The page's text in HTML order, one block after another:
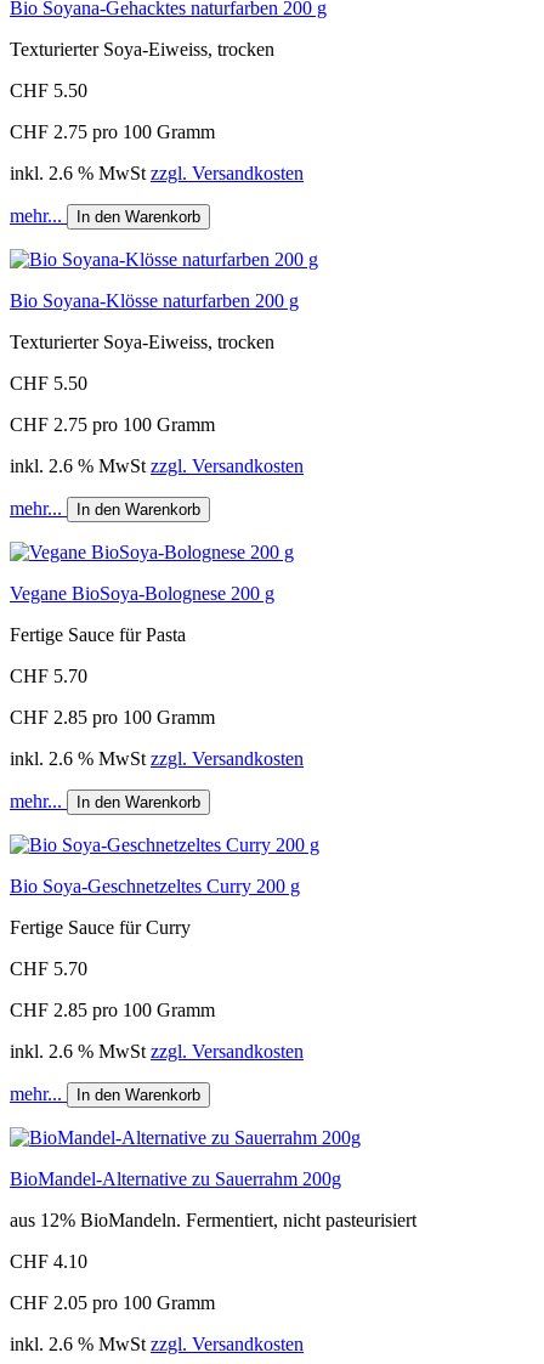
Bio Soyana-Gehacktes naturfarben 200 g
Texturierter Soya-Eiweiss, trocken
CHF 5.50
CHF 2.75 pro 100 Gramm
inkl. 2.6 % MwSt zzgl. Versandkosten
mehr... In den Warenkorb
Bio Soyana-Klösse naturfarben 200 g
Texturierter Soya-Eiweiss, trocken
CHF 5.50
CHF 2.75 pro 100 Gramm
inkl. 2.6 % MwSt zzgl. Versandkosten
mehr... In den Warenkorb
Vegane BioSoya-Bolognese 200 g
Fertige Sauce für Pasta
CHF 5.70
CHF 2.85 pro 100 Gramm
inkl. 2.6 % MwSt zzgl. Versandkosten
mehr... In den Warenkorb
Bio Soya-Geschnetzeltes Curry 200 g
Fertige Sauce für Curry
CHF 5.70
CHF 2.85 pro 100 Gramm
inkl. 2.6 % MwSt zzgl. Versandkosten
mehr... In den Warenkorb
BioMandel-Alternative zu Sauerrahm 200g
aus 12% BioMandeln. Fermentiert, nicht pasteurisiert
CHF 4.10
CHF 2.05 pro 100 Gramm
inkl. 2.6 % MwSt zzgl. Versandkosten